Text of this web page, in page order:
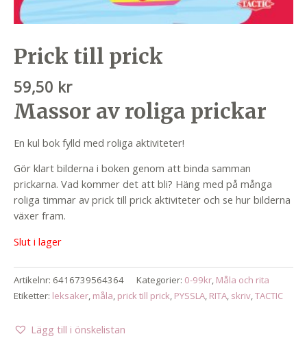
Prick till prick
59,50 kr
Massor av roliga prickar
En kul bok fylld med roliga aktiviteter!
Gör klart bilderna i boken genom att binda samman
prickarna. Vad kommer det att bli? Häng med på många
roliga timmar av prick till prick aktiviteter och se hur bilderna
växer fram.
Slut i lager
Artikelnr: 6416739564364 Kategorier: 0-99kr, Måla och rita
Etiketter: leksaker, måla, prick till prick, PYSSLA, RITA, skriv,TACTIC
Lägg till i önskelistan